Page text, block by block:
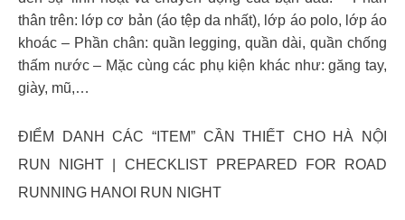
thân trên: lớp cơ bản (áo tệp da nhất), lớp áo polo, lớp áo
khoác – Phần chân: quần legging, quần dài, quần chống
thấm nước – Mặc cùng các phụ kiện khác như: găng tay,
giày, mũ,…
ĐIỂM DANH CÁC “ITEM” CẦN THIẾT CHO HÀ NỘI
RUN NIGHT | CHECKLIST PREPARED FOR ROAD
RUNNING HANOI RUN NIGHT